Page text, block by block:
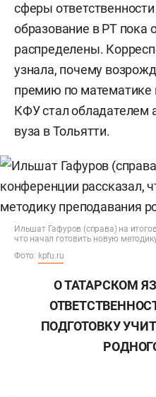
сферы
образование в РТ пока
распределены.
узнала, почему
премию по математике
КФУ стал обладателем
вуза в Тольятти.
Ильшат Гафуров (справа) на
что начал готовить новую
Фото: kpfu.ru
О ТАТАРСКОМ
ПОДГОТОВКУ